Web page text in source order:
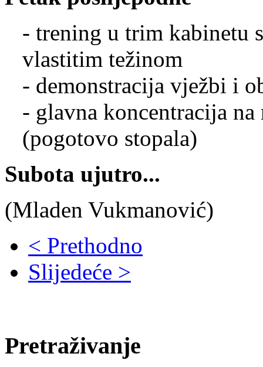
- trening u trim kabinetu
vlastitim težinom
- demonstracija vježbi i
- glavna koncentracija
(pogotovo stopala)
Subota ujutro...
(Mladen Vukmanović)
< Prethodno
Slijedeće >
Pretraživanje